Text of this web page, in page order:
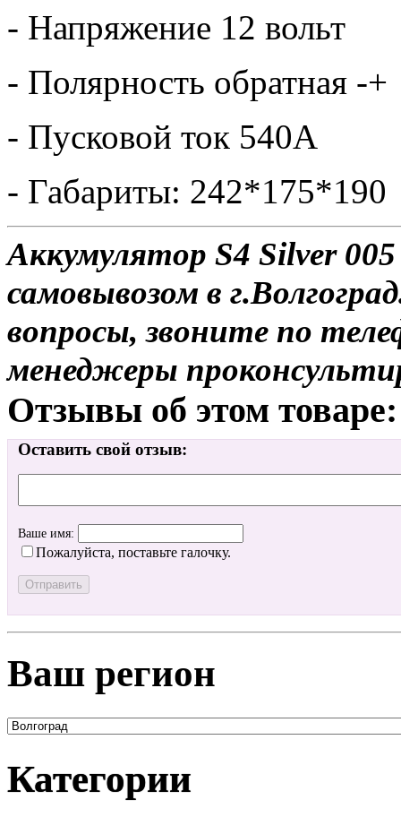
- Напряжение 12 вольт
- Полярность обратная -+
- Пусковой ток 540А
- Габариты: 242*175*190
Аккумулятор S4 Silver
самовывозом в
вопросы, звоните по
менеджеры
Отзывы об этом товаре:
Оставить свой отзыв:
Ваше имя:
Пожалуйста, поставьте галочку.
Ваш регион
Категории